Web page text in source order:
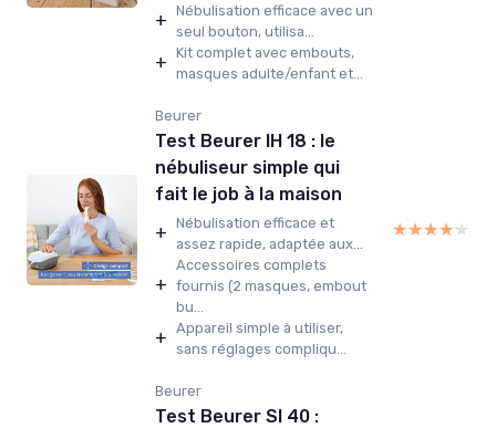
+ Nébulisation efficace avec un
seul bouton, utilisa...
+ Kit complet avec embouts,
masques adulte/enfant et...
Beurer
Test Beurer IH 18 : le
nébuliseur simple qui
fait le job à la maison
+ Nébulisation efficace et
assez rapide, adaptée aux...
+
Accessoires complets
fournis (2 masques, embout
bu...
+ Appareil simple à utiliser,
sans réglages compliqu...
★★★★★
★★★★★
Beurer
Test Beurer SI 40 :